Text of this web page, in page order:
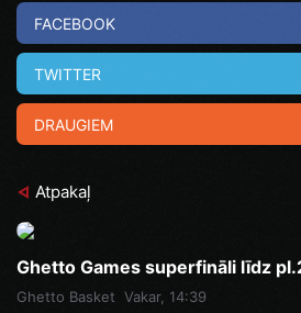
FACEBOOK
TWITTER
DRAUGIEM
Atpakaļ
Ghetto Games superfināli līdz
Ghetto Basket Vakar, 14:39